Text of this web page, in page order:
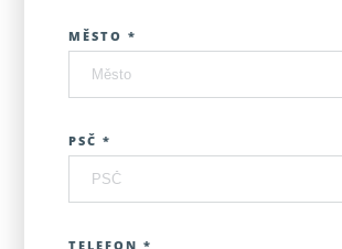
MĚSTO *
PSČ *
TELEFON *